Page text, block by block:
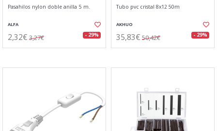
Pasahilos nylon doble anilla 5 m.
ALFA
2,32€ 3,27€ - 29%
Tubo pvc cristal 8x12 50m
AKHUO
35,83€ 50,42€ - 29%